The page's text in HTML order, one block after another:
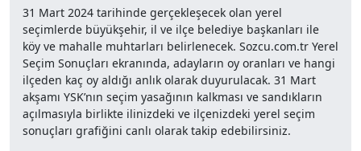
31 Mart 2024 tarihinde gerçekleşecek olan yerel
seçimlerde büyükşehir, il ve ilçe belediye başkanları ile
köy ve mahalle muhtarları belirlenecek. Sozcu.com.tr Yerel
Seçim Sonuçları ekranında, adayların oy oranları ve hangi
ilçeden kaç oy aldığı anlık olarak duyurulacak. 31 Mart
akşamı YSK’nın seçim yasağının kalkması ve sandıkların
açılmasıyla birlikte ilinizdeki ve ilçenizdeki yerel seçim
sonuçları grafiğini canlı olarak takip edebilirsiniz.